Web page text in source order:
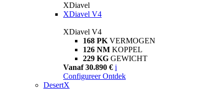
XDiavel
XDiavel V4
XDiavel V4
168 PK VERMOGEN
126 NM KOPPEL
229 KG GEWICHT
Vanaf 30.890 € i
Configureer Ontdek
DesertX